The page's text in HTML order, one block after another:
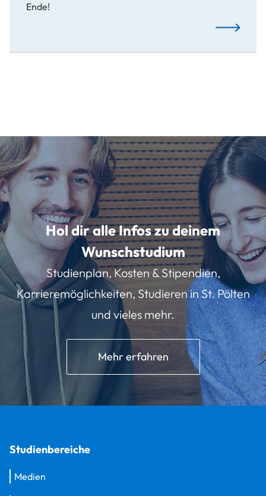
Ende!
Rückblick:
Hol dir alle Infos zu deinem
Wunschstudium
Studienplan, Kosten & Stipendien,
Karrieremöglichkeiten, Studieren in St. Pölten
und vieles mehr.
Mehr erfahren
Studienbereiche
Medien